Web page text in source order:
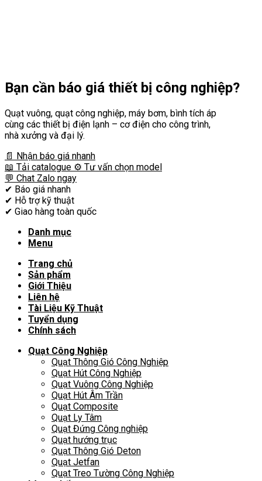
Bạn cần báo giá thiết bị công nghiệp?
Quạt vuông, quạt công nghiệp, máy bơm, bình tích áp
cùng các thiết bị điện lạnh – cơ điện cho công trình,
nhà xưởng và đại lý.
📄 Nhận báo giá nhanh
📖 Tải catalogue ⚙️ Tư vấn chọn model
💬 Chat Zalo ngay
✔ Báo giá nhanh
✔ Hỗ trợ kỹ thuật
✔ Giao hàng toàn quốc
Danh mục
Menu
Trang chủ
Sản phẩm
Giới Thiệu
Liên hệ
Tài Liệu Kỹ Thuật
Tuyển dụng
Chính sách
Quạt Công Nghiệp
Quạt Thông Gió Công Nghiệp
Quạt Hút Công Nghiệp
Quạt Vuông Công Nghiệp
Quạt Hút Âm Trần
Quạt Composite
Quạt Ly Tâm
Quạt Đứng Công nghiệp
Quạt hướng trục
Quạt Thông Gió Deton
Quạt Jetfan
Quạt Treo Tường Công Nghiệp